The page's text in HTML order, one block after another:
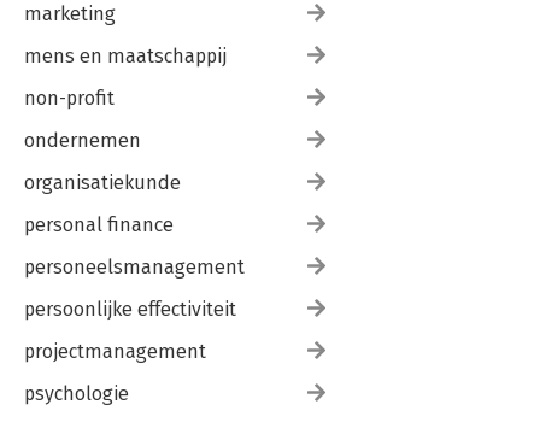
marketing
mens en maatschappij
non-profit
ondernemen
organisatiekunde
personal finance
personeelsmanagement
persoonlijke effectiviteit
projectmanagement
psychologie